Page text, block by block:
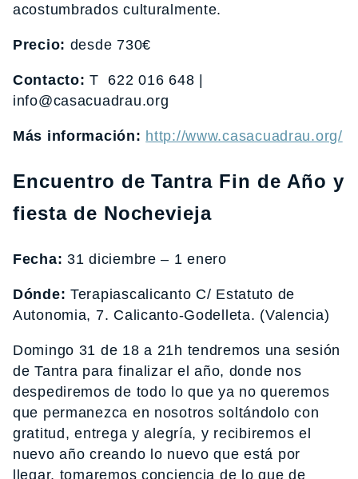
acostumbrados culturalmente.
Precio: desde 730€
Contacto: T 622 016 648 |
info@casacuadrau.org
Más información: http://www.casacuadrau.org/
Encuentro de Tantra Fin de Año y
fiesta de Nochevieja
Fecha: 31 diciembre – 1 enero
Dónde: Terapiascalicanto C/ Estatuto de
Autonomia, 7. Calicanto-Godelleta. (Valencia)
Domingo 31 de 18 a 21h tendremos una sesión
de Tantra para finalizar el año, donde nos
despediremos de todo lo que ya no queremos
que permanezca en nosotros soltándolo con
gratitud, entrega y alegría, y recibiremos el
nuevo año creando lo nuevo que está por
llegar, tomaremos conciencia de lo que de